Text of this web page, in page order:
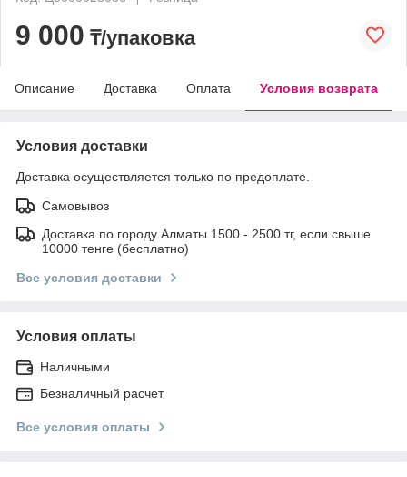
9 000 ₸/упаковка
Описание Доставка Оплата Условия возврата
Условия доставки
Доставка осуществляется только по предоплате.
Самовывоз
Доставка по городу Алматы 1500 - 2500 тг, если свыше
10000 тенге (бесплатно)
Все условия доставки
Условия оплаты
Наличными
Безналичный расчет
Все условия оплаты